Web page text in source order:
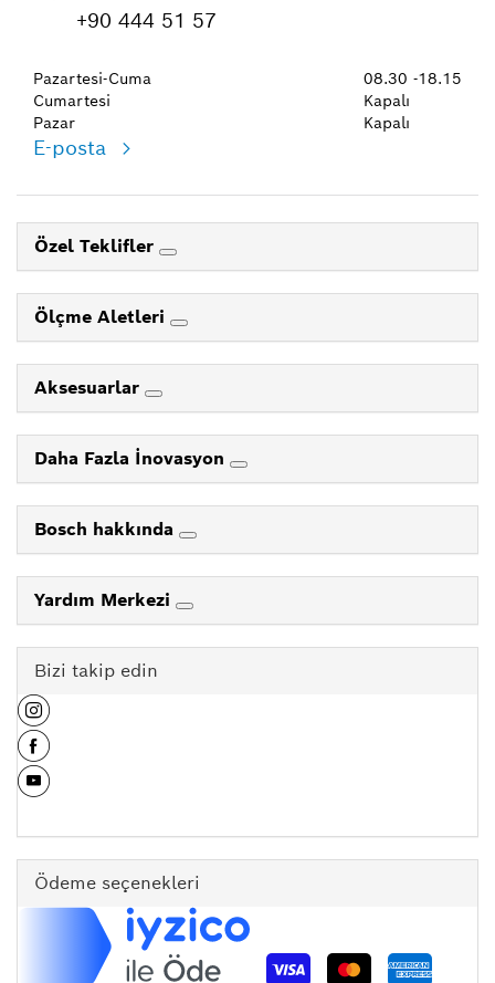
+90 444 51 57
Pazartesi-Cuma
Cumartesi
Pazar
08.30 -18.15
Kapalı
Kapalı
E-posta
Özel Teklifler
Ölçme Aletleri
Aksesuarlar
Daha Fazla İnovasyon
Bosch hakkında
Yardım Merkezi
Bizi takip edin
Ödeme seçenekleri